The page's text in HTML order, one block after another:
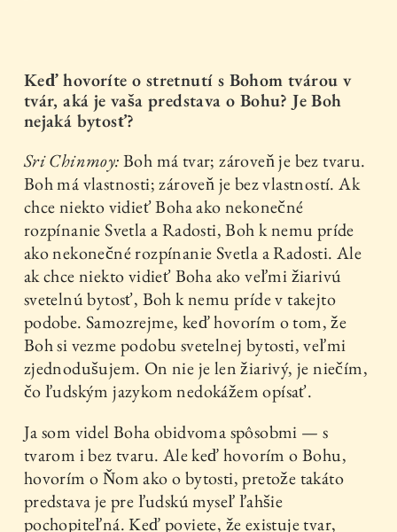
Keď hovoríte o stretnutí s Bohom tvárou v
tvár, aká je vaša predstava o Bohu? Je Boh
nejaká bytosť?
Sri Chinmoy:Boh má tvar; zároveň je bez tvaru.
Boh má vlastnosti; zároveň je bez vlastností. Ak
chce niekto vidieť Boha ako nekonečné
rozpínanie Svetla a Radosti, Boh k nemu príde
ako nekonečné rozpínanie Svetla a Radosti. Ale
ak chce niekto vidieť Boha ako veľmi žiarivú
svetelnú bytosť, Boh k nemu príde v takejto
podobe. Samozrejme, keď hovorím o tom, že
Boh si vezme podobu svetelnej bytosti, veľmi
zjednodušujem. On nie je len žiarivý, je niečím,
čo ľudským jazykom nedokážem opísať.
Ja som videl Boha obidvoma spôsobmi — s
tvarom i bez tvaru. Ale keď hovorím o Bohu,
hovorím o Ňom ako o bytosti, pretože takáto
predstava je pre ľudskú myseľ ľahšie
pochopiteľná. Keď poviete, že existuje tvar,